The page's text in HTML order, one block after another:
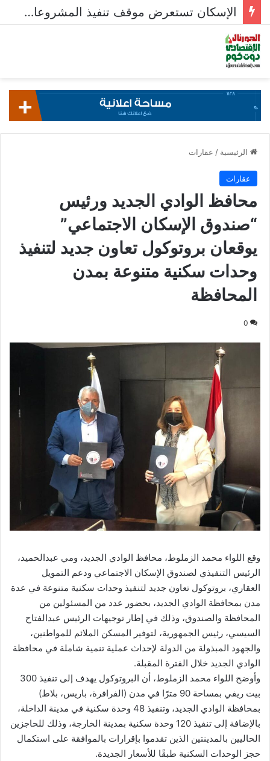
الإسكان تستعرض موقف تنفيذ المشروعات السكنية في 5 مدن جديدة
الرئيسية / عقارات
عقارات
محافظ الوادي الجديد ورئيس
“صندوق الإسكان الاجتماعي”
يوقعان بروتوكول تعاون جديد لتنفيذ
وحدات سكنية متنوعة بمدن
المحافظة
0
وقع اللواء محمد الزملوط، محافظ الوادي الجديد، ومي عبدالحميد،
الرئيس التنفيذي لصندوق الإسكان الاجتماعي ودعم التمويل
العقاري، بروتوكول تعاون جديد لتنفيذ وحدات سكنية متنوعة في عدة
مدن بمحافظة الوادي الجديد، بحضور عدد من المسئولين من
المحافظة والصندوق، وذلك في إطار توجيهات الرئيس عبدالفتاح
السيسي، رئيس الجمهورية، لتوفير المسكن الملائم للمواطنين،
والجهود المبذولة من الدولة لإحداث عملية تنمية شاملة في محافظة
الوادي الجديد خلال الفترة المقبلة.
وأوضح اللواء محمد الزملوط، أن البروتوكول يهدف إلى تنفيذ 300
بيت ريفي بمساحة 90 مترًا في مدن (الفرافرة، باريس، بلاط)
بمحافظة الوادي الجديد، وتنفيذ 48 وحدة سكنية في مدينة الداخلة،
بالإضافة إلى تنفيذ 120 وحدة سكنية بمدينة الخارجة، وذلك للحاجزين
الحاليين بالمدينتين الذين تقدموا بإقرارات بالموافقة على استكمال
حجز الوحدات السكنية طبقًا للأسعار الجديدة.